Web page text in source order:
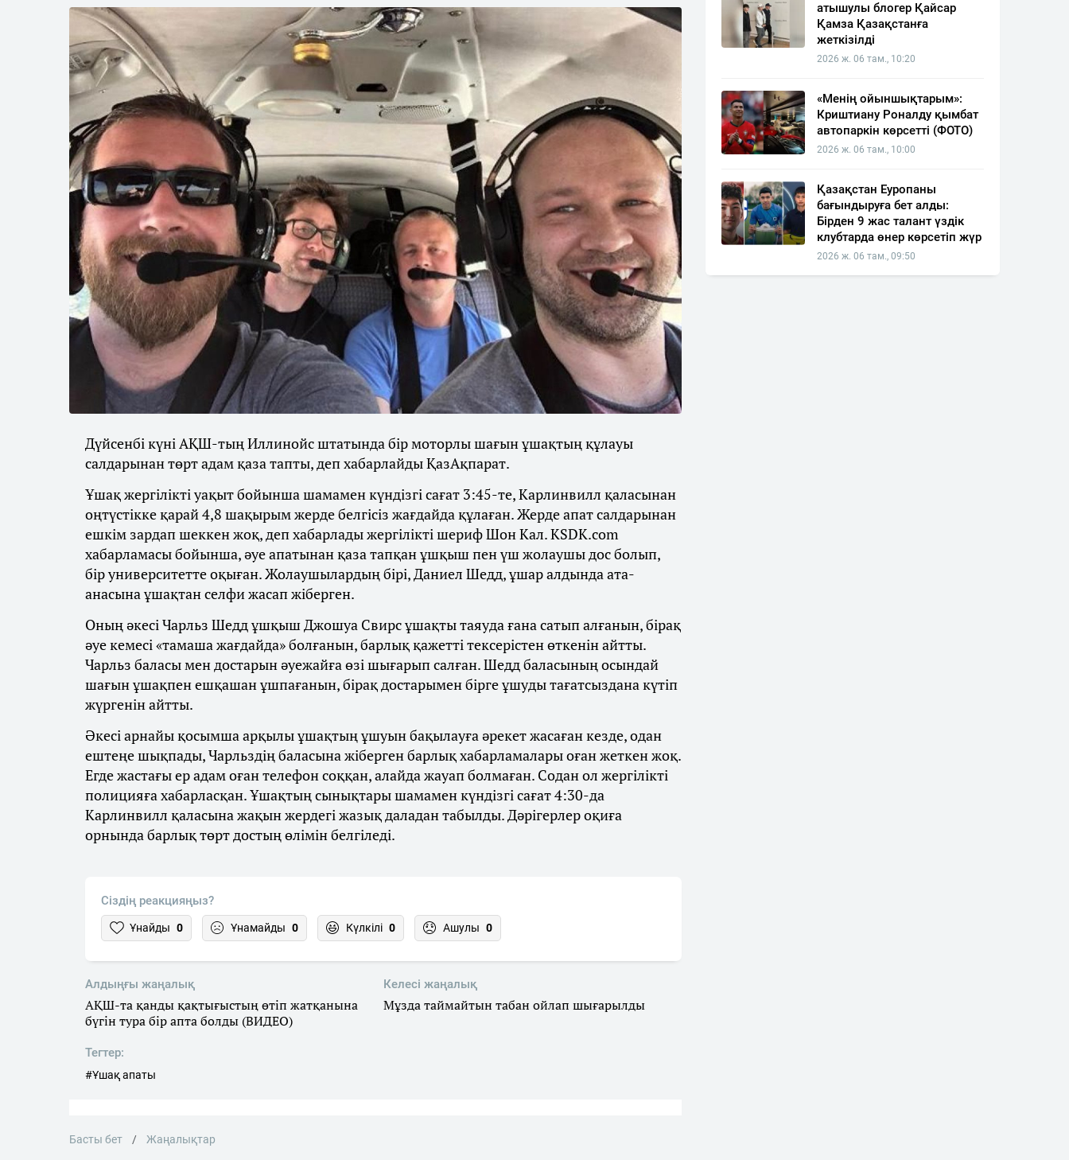
Дүйсенбі күні АҚШ-тың Иллинойс штатында бір моторлы шағын ұшақтың құлауы
салдарынан төрт адам қаза тапты, деп хабарлайды ҚазАқпарат.
Ұшақ жергілікті уақыт бойынша шамамен күндізгі сағат 3:45-те, Карлинвилл қаласынан
оңтүстікке қарай 4,8 шақырым жерде белгісіз жағдайда құлаған. Жерде апат салдарынан
ешкім зардап шеккен жоқ, деп хабарлады жергілікті шериф Шон Кал. KSDK.com
хабарламасы бойынша, әуе апатынан қаза тапқан ұшқыш пен үш жолаушы дос болып,
бір университетте оқыған. Жолаушылардың бірі, Даниел Шедд, ұшар алдында ата-
анасына ұшақтан селфи жасап жіберген.
Оның әкесі Чарльз Шедд ұшқыш Джошуа Свирс ұшақты таяуда ғана сатып алғанын, бірақ
әуе кемесі «тамаша жағдайда» болғанын, барлық қажетті тексерістен өткенін айтты.
Чарльз баласы мен достарын әуежайға өзі шығарып салған. Шедд баласының осындай
шағын ұшақпен ешқашан ұшпағанын, бірақ достарымен бірге ұшуды тағатсыздана күтіп
жүргенін айтты.
Әкесі арнайы қосымша арқылы ұшақтың ұшуын бақылауға әрекет жасаған кезде, одан
ештеңе шықпады, Чарльздің баласына жіберген барлық хабарламалары оған жеткен жоқ.
Егде жастағы ер адам оған телефон соққан, алайда жауап болмаған. Содан ол жергілікті
полицияға хабарласқан. Ұшақтың сынықтары шамамен күндізгі сағат 4:30-да
Карлинвилл қаласына жақын жердегі жазық даладан табылды. Дәрігерлер оқиға
орнында барлық төрт достың өлімін белгіледі.
Сіздің реакцияңыз?
Ұнайды 0 Ұнамайды 0 Күлкілі 0 Ашулы 0
Алдыңғы жаңалық
АҚШ-та қанды қақтығыстың өтіп жатқанына
бүгін тура бір апта болды (ВИДЕО)
Келесі жаңалық
Мұзда таймайтын табан ойлап шығарылды
Тегтер:
#Ұшақ апаты
Басты бет Жаңалықтар
атышулы блогер Қайсар
Қамза Қазақстанға
жеткізілді
2026 ж. 06 там., 10:20
«Менің ойыншықтарым»:
Криштиану Роналду қымбат
автопаркін көрсетті (ФОТО)
2026 ж. 06 там., 10:00
Қазақстан Еуропаны
бағындыруға бет алды:
Бірден 9 жас талант үздік
клубтарда өнер көрсетіп жүр
2026 ж. 06 там., 09:50